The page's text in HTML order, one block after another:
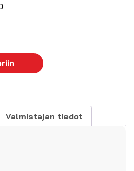
Valmistajan tiedot